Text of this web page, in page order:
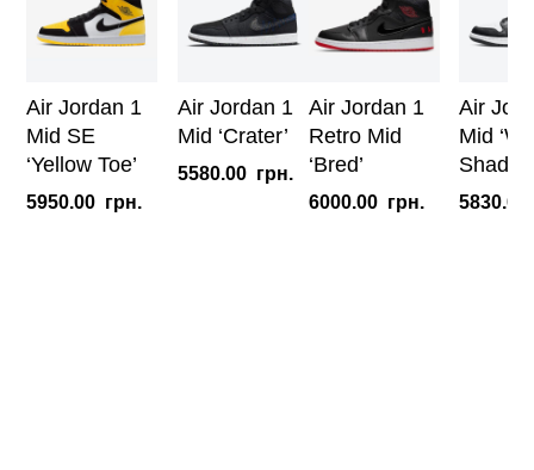
Air Jordan 1
Mid SE
‘Yellow Toe’
5950.00 грн.
Air Jordan 1
Mid ‘Crater’
5580.00 грн.
Air Jordan 1
Retro Mid
‘Bred’
6000.00 грн.
Air
Mid
5830.00